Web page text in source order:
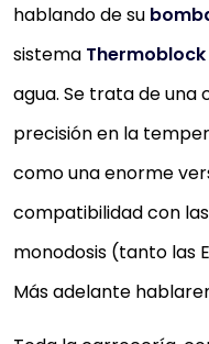
hablando de su
sistema Thermoblock
agua. Se trata de una
precisión en la
como una enorme
compatibilidad con
monodosis (tanto las
Más adelante